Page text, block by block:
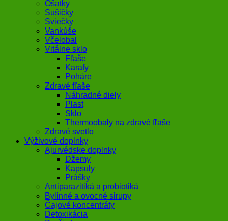
Ošatky
Sušičky
Sviečky
Vankúše
Včelobal
Vitálne sklo
Fľaše
Karafy
Poháre
Zdravé fľaše
Náhradné diely
Plast
Sklo
Thermoobaly na zdravé fľaše
Zdravé svetlo
Výživové doplnky
Ajurvédske doplnky
Džemy
Kapsuly
Prášky
Antiparazitiká a probiotiká
Bylinné a ovocné sirupy
Čajové koncentráty
Detoxikácia